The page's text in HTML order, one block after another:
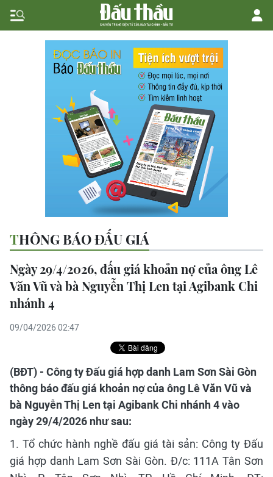
THÔNG BÁO ĐẤU GIÁ
Ngày 29/4/2026, đấu giá khoản nợ của ông Lê
Văn Vũ và bà Nguyễn Thị Len tại Agibank Chi
nhánh 4
09/04/2026 02:47
(BĐT) - Công ty Đấu giá hợp danh Lam Sơn Sài Gòn
thông báo đấu giá khoản nợ của ông Lê Văn Vũ và
bà Nguyễn Thị Len tại Agibank Chi nhánh 4 vào
ngày 29/4/2026 như sau:
1. Tổ chức hành nghề đấu giá tài sản: Công ty Đấu
giá hợp danh Lam Sơn Sài Gòn. Đ/c: 111A Tân Sơn